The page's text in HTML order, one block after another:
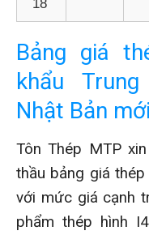
18
Bảng giá
khẩu
Nhật Bản
Tôn Thép MTP
thầu bảng giá
với mức giá cạnh
phẩm thép hình